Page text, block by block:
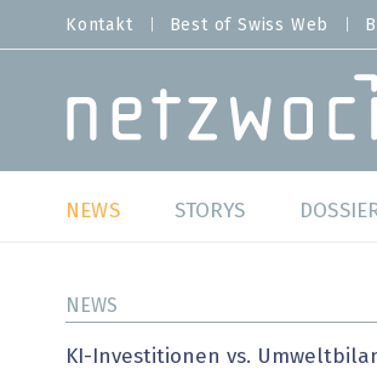
Kontakt Best of Swiss Web
MAIN NAVIGATION
NEWS STORYS
NEWS
KI-Investitionen vs.